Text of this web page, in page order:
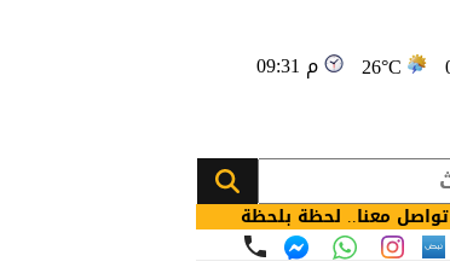
26°C 09:31 م
تواصل معنا.. لحظة بلحظة